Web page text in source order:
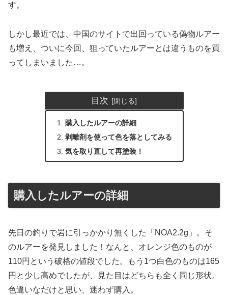
す。
しかし最近では、中国のサイトで出回っている偽物ルアー
も増え、ついに今回、狙っていたルアーとは違うものを買
ってしまいました…。
目次
購入したルアーの詳細
剥離剤を使って色を落としてみる
気を取り直して再塗装！
購入したルアーの詳細
先日の釣りで岩に引っかかり無くした「NOA2.2g」。そ
のルアーを発見しました！なんと、オレンジ色のものが
110円という破格の値段でした。もう1つ白色のものは165
円と少し高めでしたが、見た目はどちらも全く同じ形状。
色違いなだけと思い、迷わず購入。